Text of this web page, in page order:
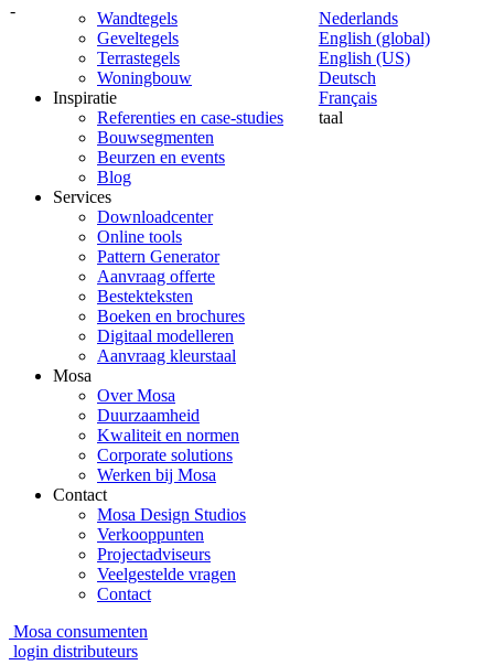
-
Nederlands
English (global)
English (US)
Deutsch
Français
taal
Wandtegels
Geveltegels
Terrastegels
Woningbouw
Inspiratie
Referenties en case-studies
Bouwsegmenten
Beurzen en events
Blog
Services
Downloadcenter
Online tools
Pattern Generator
Aanvraag offerte
Bestekteksten
Boeken en brochures
Digitaal modelleren
Aanvraag kleurstaal
Mosa
Over Mosa
Duurzaamheid
Kwaliteit en normen
Corporate solutions
Werken bij Mosa
Contact
Mosa Design Studios
Verkooppunten
Projectadviseurs
Veelgestelde vragen
Contact
Mosa consumenten
login distributeurs